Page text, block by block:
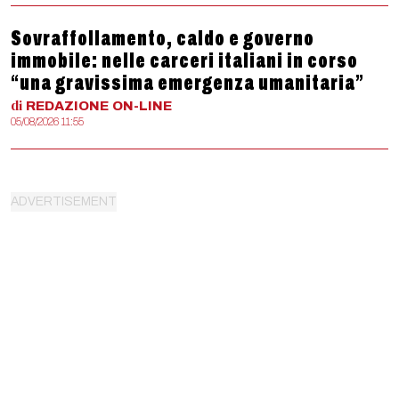
Sovraffollamento, caldo e governo
immobile: nelle carceri italiani in corso
“una gravissima emergenza umanitaria”
di REDAZIONE ON-LINE
05/08/2026 11:55